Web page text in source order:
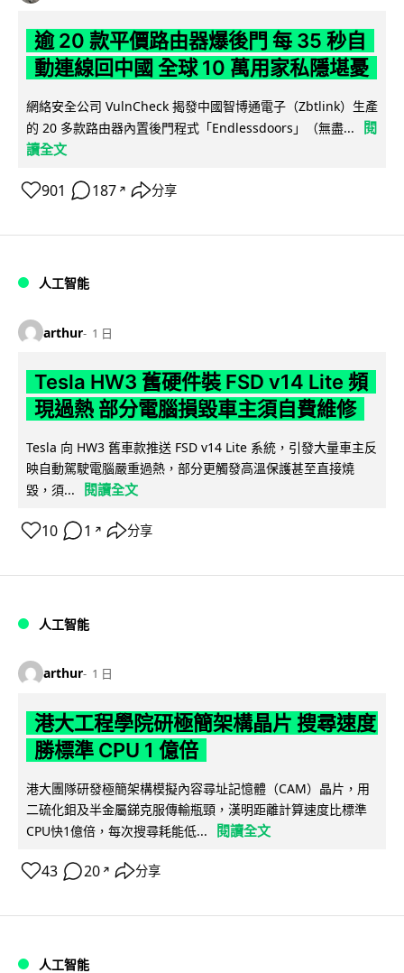
逾 20 款平價路由器爆後門 每 35 秒自
動連線回中國 全球 10 萬用家私隱堪憂
網絡安全公司 VulnCheck 揭發中國智博通電子（Zbtlink）生產
的 20 多款路由器內置後門程式「Endlessdoors」（無盡...
閱
讀全文
901 187 ↗ 分享
人工智能
arthur 1 日
Tesla HW3 舊硬件裝 FSD v14 Lite 頻
現過熱 部分電腦損毀車主須自費維修
Tesla 向 HW3 舊車款推送 FSD v14 Lite 系統，引發大量車主反
映自動駕駛電腦嚴重過熱，部分更觸發高溫保護甚至直接燒
毀，須...
閱讀全文
10 1 ↗ 分享
人工智能
arthur 1 日
港大工程學院研極簡架構晶片 搜尋速度
勝標準 CPU 1 億倍
港大團隊研發極簡架構模擬內容尋址記憶體（CAM）晶片，用
二硫化鉬及半金屬銻克服傳輸瓶頸，漢明距離計算速度比標準
CPU快1億倍，每次搜尋耗能低...
閱讀全文
43 20 ↗ 分享
人工智能